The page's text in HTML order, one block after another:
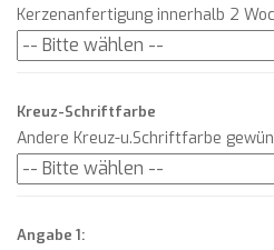
Kerzenanfertigung innerhalb 2
Kreuz-Schriftfarbe
Andere Kreuz-u.Schriftfarbe
Angabe 1: